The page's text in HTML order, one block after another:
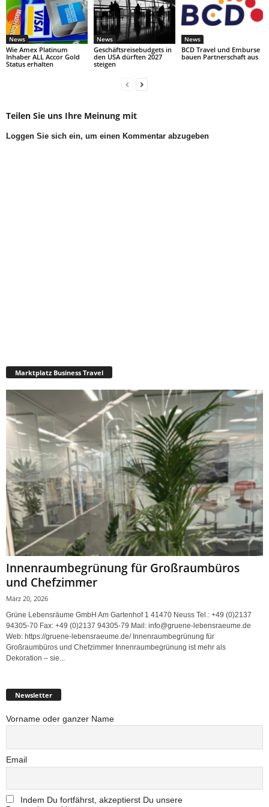
News
Wie Amex Platinum
Inhaber ALL Accor Gold
Status erhalten
News
Geschäftsreisebudgets in
den USA dürften 2027
steigen
News
BCD Travel und Emburse
bauen Partnerschaft aus
Teilen Sie uns Ihre Meinung mit
Loggen Sie sich ein, um einen Kommentar abzugeben
Marktplatz Business Travel
Innenraumbegrünung für Großraumbüros
und Chefzimmer
März 20, 2026
Grüne Lebensräume GmbH Am Gartenhof 1 41470 Neuss Tel.: +49 (0)2137
94305-70 Fax: +49 (0)2137 94305-79 Mail: info@gruene-lebensraeume.de
Web: https://gruene-lebensraeume.de/ Innenraumbegrünung für
Großraumbüros und Chefzimmer Innenraumbegrünung ist mehr als
Dekoration – sie...
Newsletter
Vorname oder ganzer Name
Email
Indem Du fortfährst, akzeptierst Du unsere